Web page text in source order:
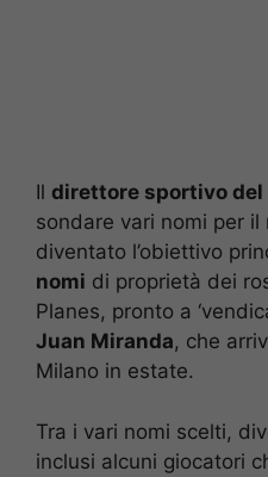
Il direttore sportivo del
sondare vari nomi per il
diventato l’obiettivo
nomi di proprietà dei
Planes, pronto a
Juan Miranda, che
Milano in estate.
Tra i vari nomi scelti,
inclusi alcuni giocatori